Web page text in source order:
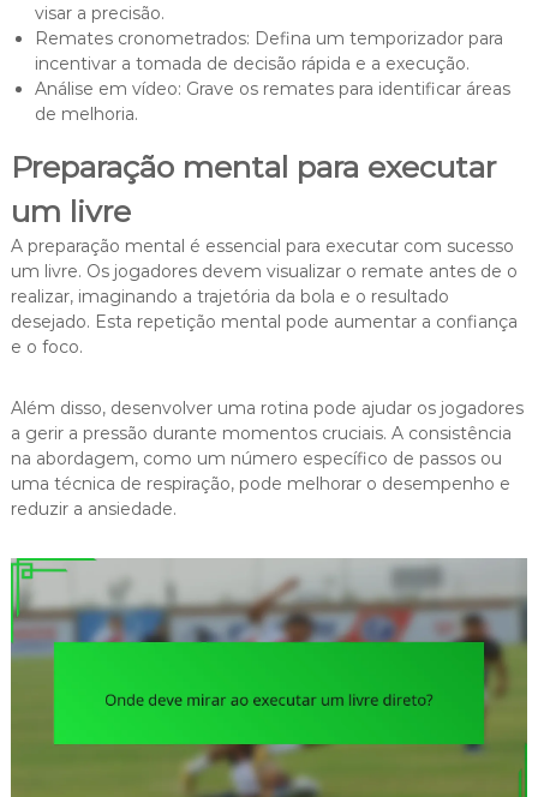
visar a precisão.
Remates cronometrados: Defina um temporizador para
incentivar a tomada de decisão rápida e a execução.
Análise em vídeo: Grave os remates para identificar áreas
de melhoria.
Preparação mental para executar
um livre
A preparação mental é essencial para executar com sucesso
um livre. Os jogadores devem visualizar o remate antes de o
realizar, imaginando a trajetória da bola e o resultado
desejado. Esta repetição mental pode aumentar a confiança
e o foco.
Além disso, desenvolver uma rotina pode ajudar os jogadores
a gerir a pressão durante momentos cruciais. A consistência
na abordagem, como um número específico de passos ou
uma técnica de respiração, pode melhorar o desempenho e
reduzir a ansiedade.